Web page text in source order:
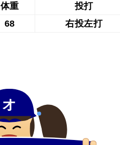
体重
投打
68 右投左打
オ